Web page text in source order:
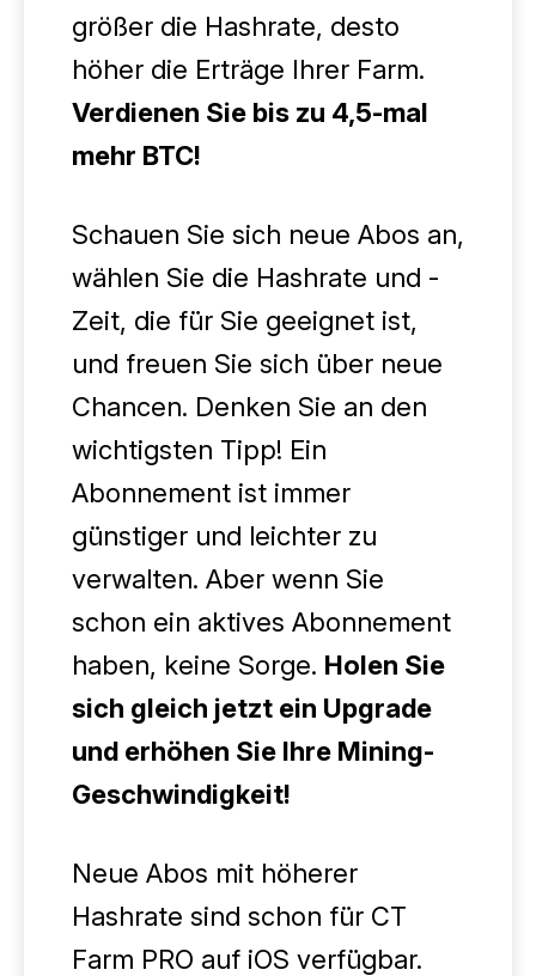
größer die Hashrate, desto
höher die Erträge Ihrer Farm.
Verdienen Sie bis zu 4,5-mal
mehr BTC!
Schauen Sie sich neue Abos an,
wählen Sie die Hashrate und -
Zeit, die für Sie geeignet ist,
und freuen Sie sich über neue
Chancen. Denken Sie an den
wichtigsten Tipp! Ein
Abonnement ist immer
günstiger und leichter zu
verwalten. Aber wenn Sie
schon ein aktives Abonnement
haben, keine Sorge. Holen Sie
sich gleich jetzt ein Upgrade
und erhöhen Sie Ihre Mining-
Geschwindigkeit!
Neue Abos mit höherer
Hashrate sind schon für CT
Farm PRO auf iOS verfügbar.